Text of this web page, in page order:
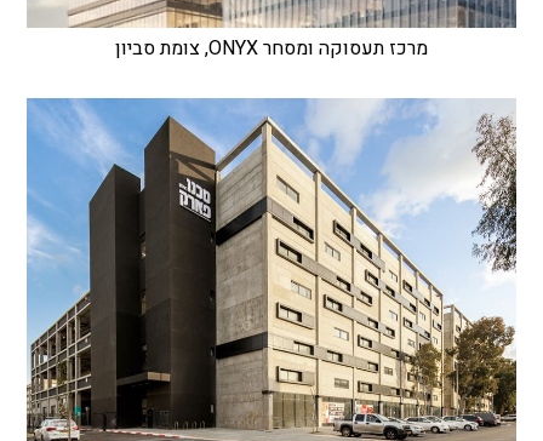
מרכז תעסוקה ומסחר ONYX, צומת סביון